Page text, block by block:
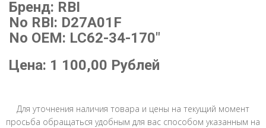
Бренд: RBI
No RBI: D27A01F
No OEM: LC62-34-170"
Цена: 1 100,00 Рублей
Для уточнения наличия товара и цены на текущий момент
просьба обращаться удобным для вас способом указанным на